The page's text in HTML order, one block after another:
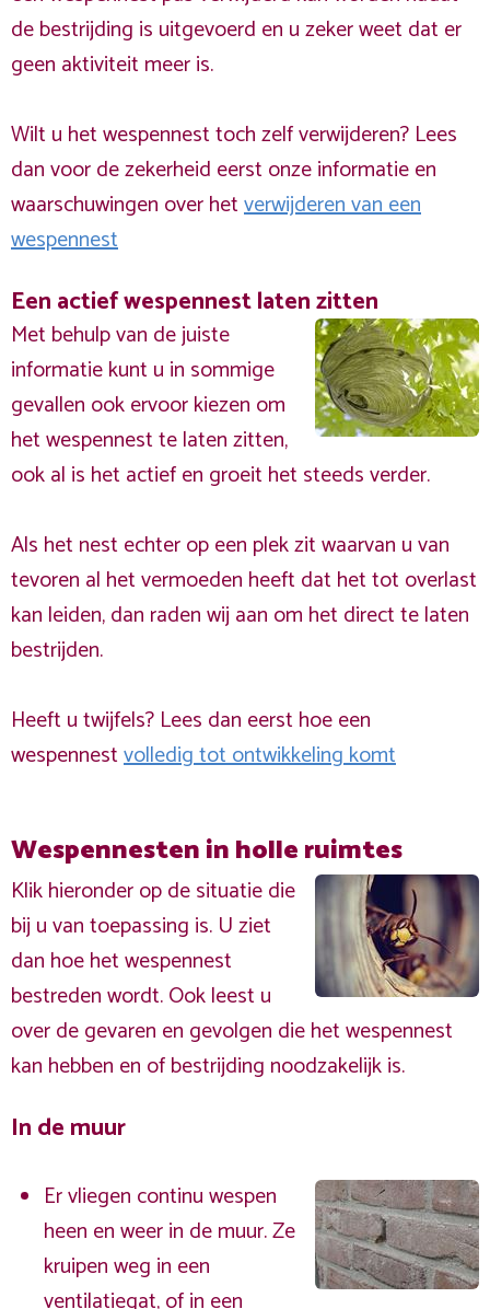
de bestrijding is uitgevoerd en u zeker weet dat er
geen aktiviteit meer is.
Wilt u het wespennest toch zelf verwijderen? Lees
dan voor de zekerheid eerst onze informatie en
waarschuwingen over hetverwijderen van een
wespennest
Een actief wespennest laten zitten
Met behulp van de juiste
informatie kunt u in sommige
gevallen ook ervoor kiezen om
het wespennest te laten zitten,
ook al is het actief en groeit het steeds verder.
Als het nest echter op een plek zit waarvan u van
tevoren al het vermoeden heeft dat het tot overlast
kan leiden, dan raden wij aan om het direct te laten
bestrijden.
Heeft u twijfels? Lees dan eerst hoe een
wespennestvolledig tot ontwikkeling komt
Wespennesten in holle ruimtes
Klik hieronder op de situatie die
bij u van toepassing is. U ziet
dan hoe het wespennest
bestreden wordt. Ook leest u
over de gevaren en gevolgen die het wespennest
kan hebben en of bestrijding noodzakelijk is.
In de muur
Er vliegen continu wespen
heen en weer in de muur. Ze
kruipen weg in een